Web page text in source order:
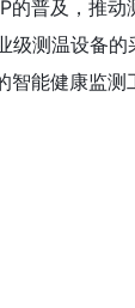
普及，推
测温设备的
能健康监测